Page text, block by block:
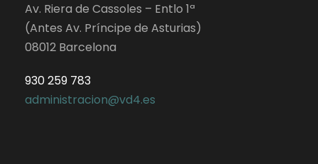
Av. Riera de Cassoles – Entlo 1ª
(Antes Av. Príncipe de Asturias)
08012 Barcelona
930 259 783
administracion@vd4.es